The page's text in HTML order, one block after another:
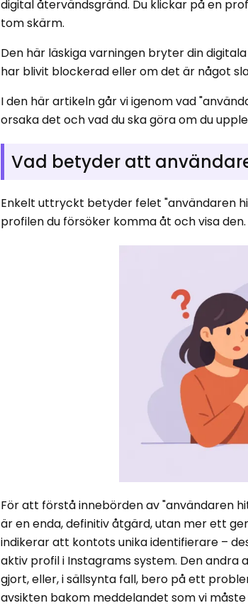
digital återvändsgränd. Du klickar på en
tom skärm.
Den här läskiga varningen bryter din
har blivit blockerad eller om det är något
I den här artikeln går vi igenom vad
orsaka det och vad du ska göra om du
Vad betyder att
Enkelt uttryckt betyder felet "användaren
profilen du försöker komma åt och visa den.
För att förstå innebörden av "användaren
är en enda, definitiv åtgärd, utan mer ett
indikerar att kontots unika identifierare –
aktiv profil i Instagrams system. Den andra
gjort, eller, i sällsynta fall, bero på ett
avsikten bakom meddelandet som vi måste